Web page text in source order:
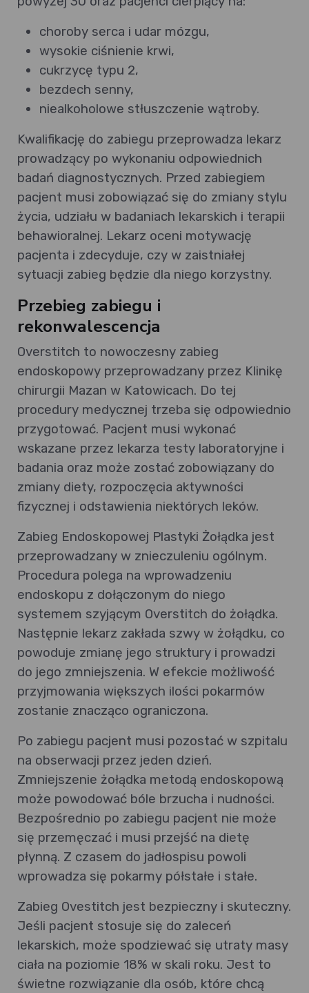
choroby serca i udar mózgu,
wysokie ciśnienie krwi,
cukrzycę typu 2,
bezdech senny,
niealkoholowe stłuszczenie wątroby.
Kwalifikację do zabiegu przeprowadza lekarz
prowadzący po wykonaniu odpowiednich
badań diagnostycznych. Przed zabiegiem
pacjent musi zobowiązać się do zmiany stylu
życia, udziału w badaniach lekarskich i terapii
behawioralnej. Lekarz oceni motywację
pacjenta i zdecyduje, czy w zaistniałej
sytuacji zabieg będzie dla niego korzystny.
Przebieg zabiegu i
rekonwalescencja
Overstitch to nowoczesny zabieg
endoskopowy przeprowadzany przez Klinikę
chirurgii Mazan w Katowicach. Do tej
procedury medycznej trzeba się odpowiednio
przygotować. Pacjent musi wykonać
wskazane przez lekarza testy laboratoryjne i
badania oraz może zostać zobowiązany do
zmiany diety, rozpoczęcia aktywności
fizycznej i odstawienia niektórych leków.
Zabieg Endoskopowej Plastyki Żołądka jest
przeprowadzany w znieczuleniu ogólnym.
Procedura polega na wprowadzeniu
endoskopu z dołączonym do niego
systemem szyjącym Overstitch do żołądka.
Następnie lekarz zakłada szwy w żołądku, co
powoduje zmianę jego struktury i prowadzi
do jego zmniejszenia. W efekcie możliwość
przyjmowania większych ilości pokarmów
zostanie znacząco ograniczona.
Po zabiegu pacjent musi pozostać w szpitalu
na obserwacji przez jeden dzień.
Zmniejszenie żołądka metodą endoskopową
może powodować bóle brzucha i nudności.
Bezpośrednio po zabiegu pacjent nie może
się przemęczać i musi przejść na dietę
płynną. Z czasem do jadłospisu powoli
wprowadza się pokarmy półstałe i stałe.
Zabieg Ovestitch jest bezpieczny i skuteczny.
Jeśli pacjent stosuje się do zaleceń
lekarskich, może spodziewać się utraty masy
ciała na poziomie 18% w skali roku. Jest to
świetne rozwiązanie dla osób, które chcą